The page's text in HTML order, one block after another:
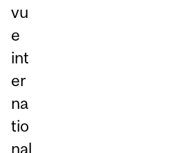
vu
e
int
er
na
tio
nal